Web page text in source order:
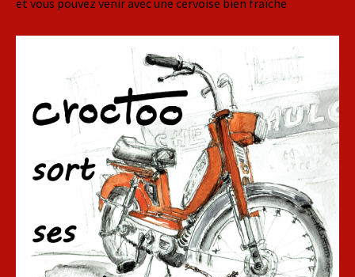
et vous pouvez venir avec une cervoise bien fraîche